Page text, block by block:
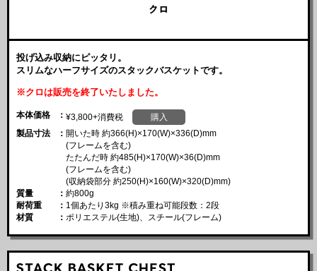
投げ込み収納にピッタリ。
スリムなハーフサイズのスタックバスケットです。
※クロは販売を終了いたしました。
本体価格 ¥3,800+消費税
購入
製品寸法
開いた時 約366(H)×170(W)×336(D)mm
(フレームを含む)
たたんだ時 約485(H)×170(W)×36(D)mm
(フレームを含む)
(収納袋部分 約250(H)×160(W)×320(D)mm)
質量
約800g
耐荷重
1個あたり3kg ※積み重ね可能段数：2段
材質
ポリエステル(生地)、スチール(フレーム)